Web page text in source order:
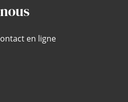
en ligne